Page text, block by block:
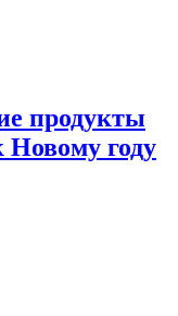
продукты
Новому году